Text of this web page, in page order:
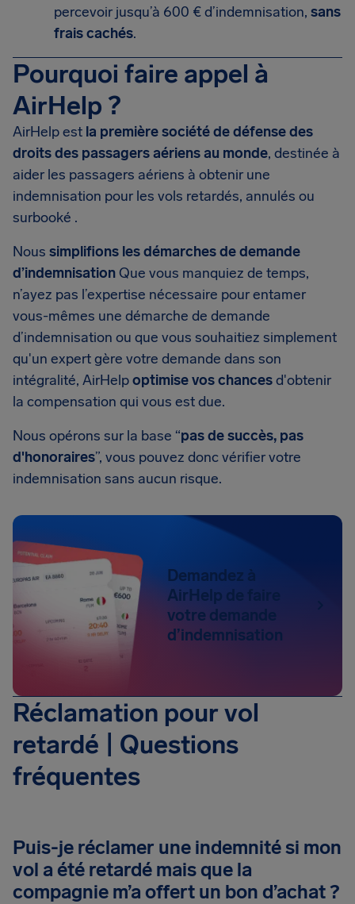
percevoir jusqu’à 600 € d’indemnisation, sans
frais cachés.
Pourquoi faire appel à
AirHelp ?
AirHelp est la première société de défense des
droits des passagers aériens au monde, destinée à
aider les passagers aériens à obtenir une
indemnisation pour les vols retardés, annulés ou
surbooké .
Nous simplifions les démarches de demande
d’indemnisationQue vous manquiez de temps,
n’ayez pas l’expertise nécessaire pour entamer
vous-mêmes une démarche de demande
d’indemnisation ou que vous souhaitiez simplement
qu'un expert gère votre demande dans son
intégralité, AirHelpoptimise vos chancesd'obtenir
la compensation qui vous est due.
Nous opérons sur la base “pas de succès, pas
d'honoraires”, vous pouvez donc vérifier votre
indemnisation sans aucun risque.
Demandez à
AirHelp de faire
votre demande
d’indemnisation
Réclamation pour vol
retardé | Questions
fréquentes
Puis-je réclamer une indemnité si mon
vol a été retardé mais que la
compagnie m’a offert un bon d’achat ?